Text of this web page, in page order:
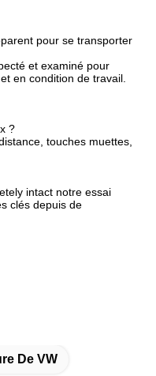
pour se transporter
et examiné pour
en condition de travail.
?
touches muettes,
intact notre essai
clés depuis de
De VW